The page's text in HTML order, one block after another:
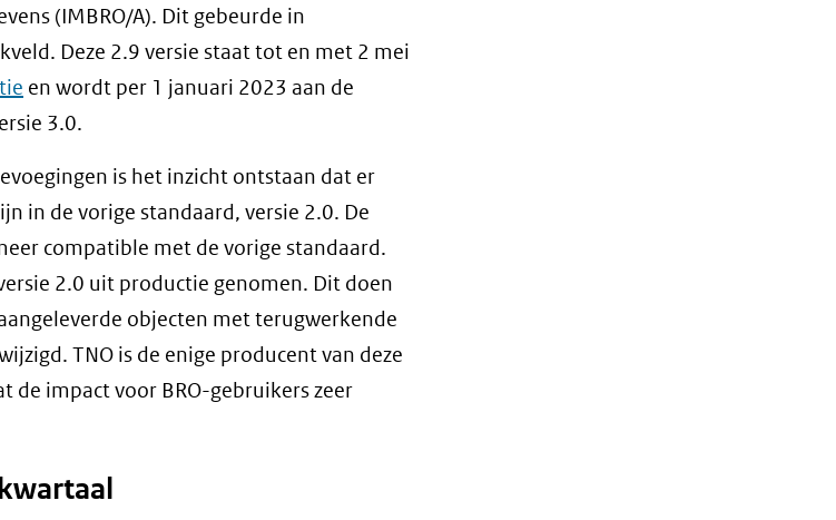
naar
een
andere
website)
(IMBRO/A). Dit gebeurde in
Deze 2.9 versie staat tot en met 2 mei
en wordt per 1 januari 2023 aan de
3.0.
is het inzicht ontstaan dat er
in de vorige standaard, versie 2.0. De
compatible met de vorige standaard.
2.0 uit productie genomen. Dit doen
objecten met terugwerkende
TNO is de enige producent van deze
de impact voor BRO-gebruikers zeer